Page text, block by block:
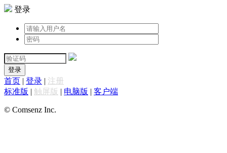
登录
登录
首页 | 登录 | 注册
标准版 | 触屏版 | 电脑版 | 客户端
© Comsenz Inc.